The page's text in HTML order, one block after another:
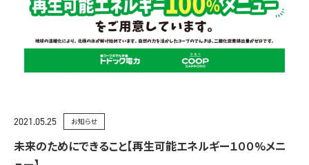
2021.05.25 お知らせ
未来のためにできること【再生可能エネルギー１００%メニ